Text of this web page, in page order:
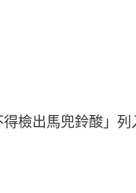
檢出馬兜鈴酸」列